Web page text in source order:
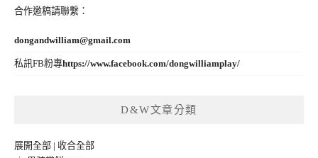
合作邀稿請聯繫：
dongandwilliam@gmail.com
私訊FB粉專https://www.facebook.com/dongwilliamplay/
D&W文章分類
展開全部 | 收合全部